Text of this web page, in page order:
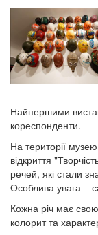
Найпершими
кореспонденти.
На території
відкриття
речей, які стали
Особлива увага –
Кожна річ має свою
колорит та